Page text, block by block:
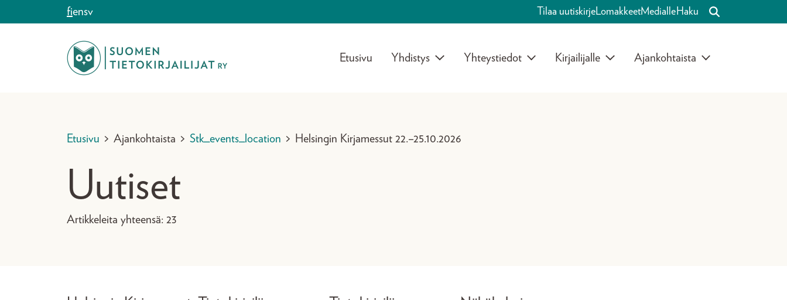
fiensv Tilaa uutiskirjeLomakkeetMedialleHaku
Etusivu Yhdistys Yhteystiedot Kirjailijalle Ajankohtaista
Etusivu > Ajankohtaista > Stk_events_location > Helsingin Kirjamessut 22.–25.10.2026
Uutiset
Artikkeleita yhteensä: 23